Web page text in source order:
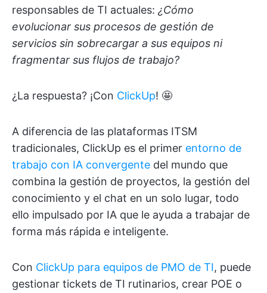
responsables de TI actuales: ¿Cómo
evolucionar sus procesos de gestión de
servicios sin sobrecargar a sus equipos ni
fragmentar sus flujos de trabajo?
¿La respuesta? ¡Con ClickUp! 🤩
A diferencia de las plataformas ITSM
tradicionales, ClickUp es el primer entorno de
trabajo con IA convergente del mundo que
combina la gestión de proyectos, la gestión del
conocimiento y el chat en un solo lugar, todo
ello impulsado por IA que le ayuda a trabajar de
forma más rápida e inteligente.
Con ClickUp para equipos de PMO de TI, puede
gestionar tickets de TI rutinarios, crear POE o